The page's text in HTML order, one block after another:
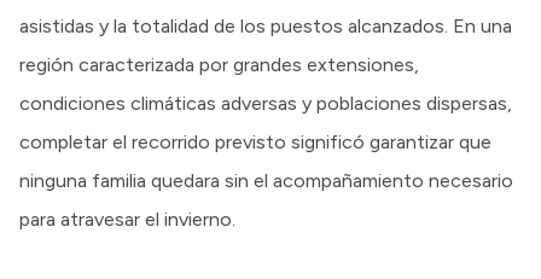
asistidas y la totalidad de los puestos alcanzados. En una
región caracterizada por grandes extensiones,
condiciones climáticas adversas y poblaciones dispersas,
completar el recorrido previsto significó garantizar que
ninguna familia quedara sin el acompañamiento necesario
para atravesar el invierno.